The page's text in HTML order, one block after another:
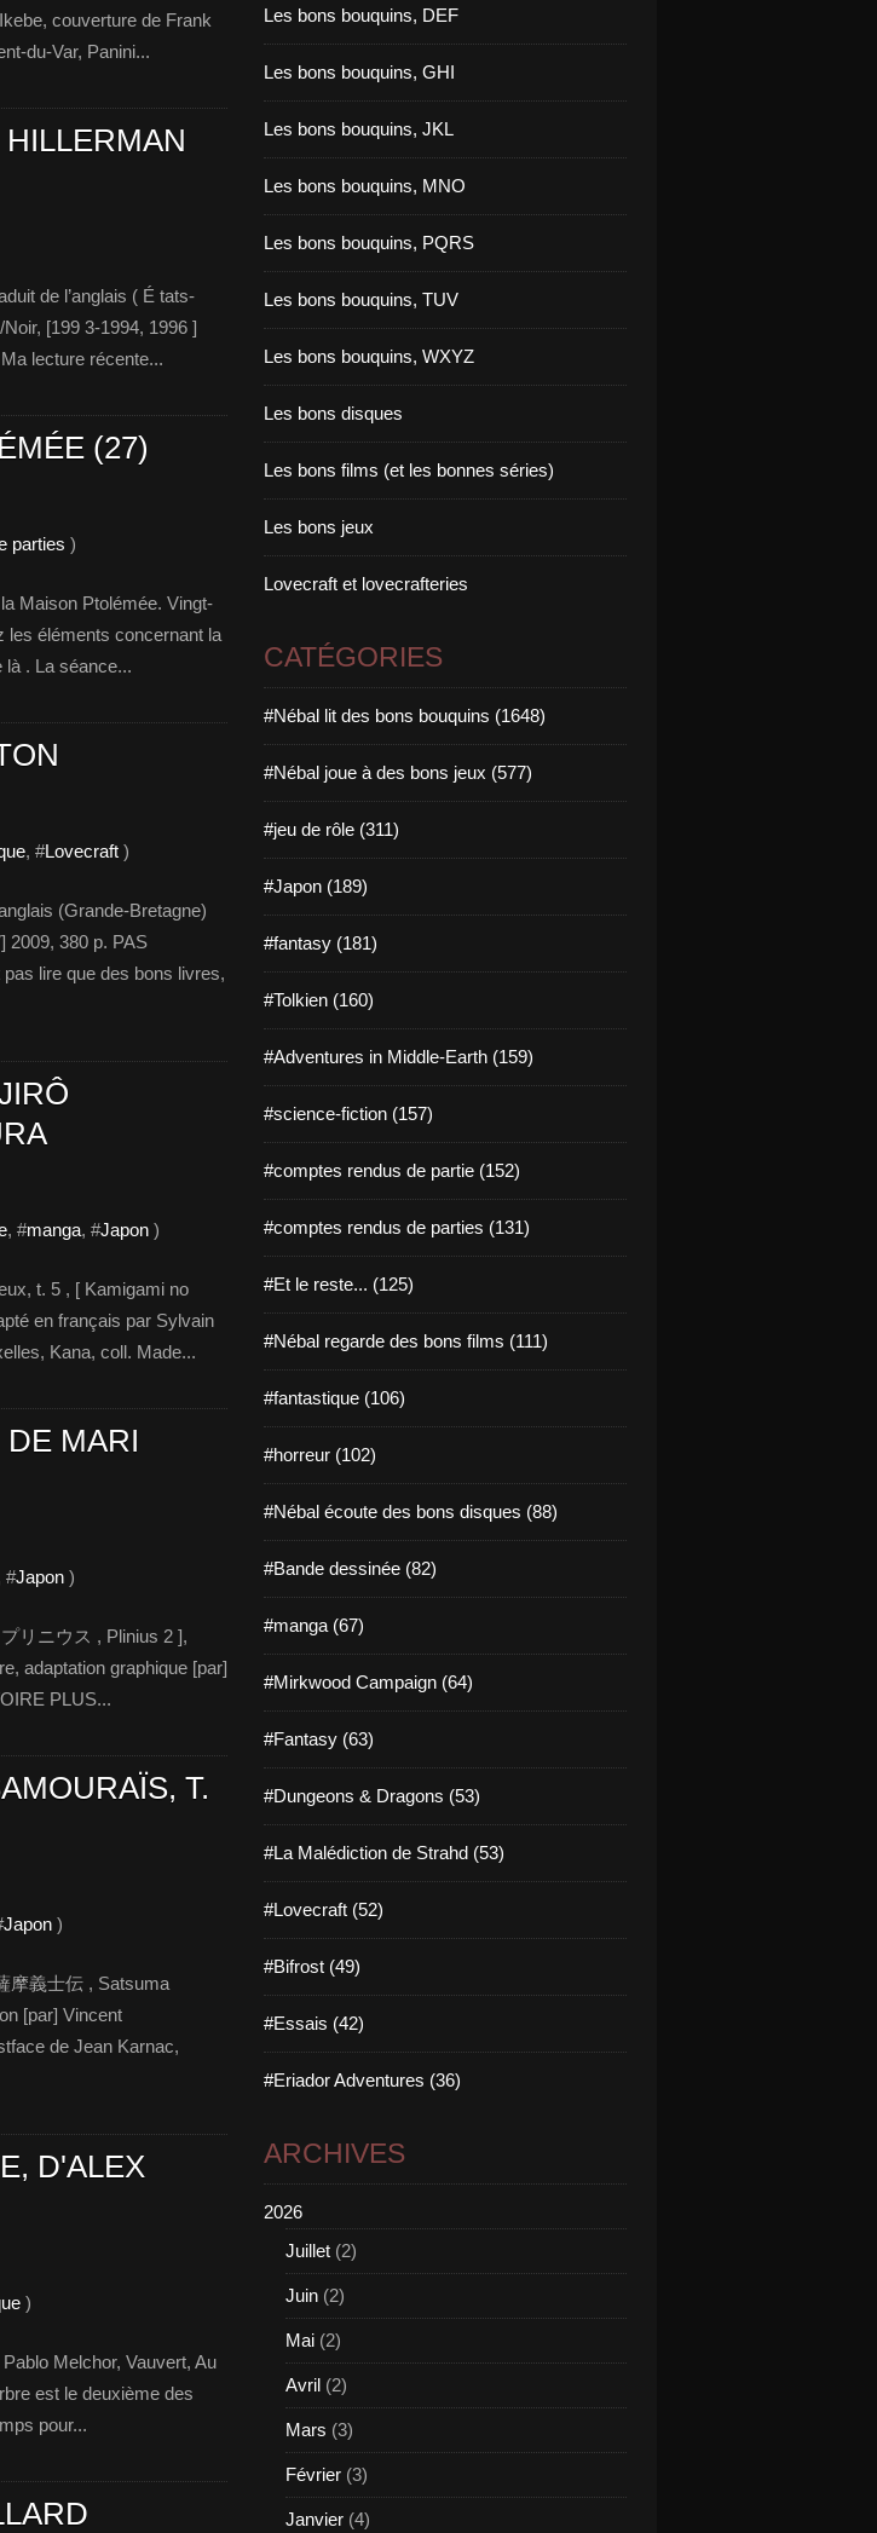
couverture de Frank
du-Var, Panini...
de l’anglais ( É tats-
[199 3-1994, 1996 ]
lecture récente...
(27)
parties )
Maison Ptolémée. Vingt-
les éléments concernant la
là . La séance...
, #Lovecraft )
(Grande-Bretagne)
2009, 380 p. PAS
lire que des bons livres,
, #manga, #Japon )
t. 5 , [ Kamigami no
en français par Sylvain
Kana, coll. Made...
MARI
#Japon )
リニウス , Plinius 2 ],
adaptation graphique [par]
PLUS...
T.
Japon )
摩義士伝 , Satsuma
[par] Vincent
de Jean Karnac,
D'ALEX
)
Melchor, Vauvert, Au
est le deuxième des
pour...
Les bons bouquins, DEF
Les bons bouquins, GHI
Les bons bouquins, JKL
Les bons bouquins, MNO
Les bons bouquins, PQRS
Les bons bouquins, TUV
Les bons bouquins, WXYZ
Les bons disques
Les bons films (et les bonnes séries)
Les bons jeux
Lovecraft et lovecrafteries
CATÉGORIES
#Nébal lit des bons bouquins (1648)
#Nébal joue à des bons jeux (577)
#jeu de rôle (311)
#Japon (189)
#fantasy (181)
#Tolkien (160)
#Adventures in Middle-Earth (159)
#science-fiction (157)
#comptes rendus de partie (152)
#comptes rendus de parties (131)
#Et le reste... (125)
#Nébal regarde des bons films (111)
#fantastique (106)
#horreur (102)
#Nébal écoute des bons disques (88)
#Bande dessinée (82)
#manga (67)
#Mirkwood Campaign (64)
#Fantasy (63)
#Dungeons & Dragons (53)
#La Malédiction de Strahd (53)
#Lovecraft (52)
#Bifrost (49)
#Essais (42)
#Eriador Adventures (36)
ARCHIVES
2026
Juillet (2)
Juin (2)
Mai (2)
Avril (2)
Mars (3)
Février (3)
Janvier (4)